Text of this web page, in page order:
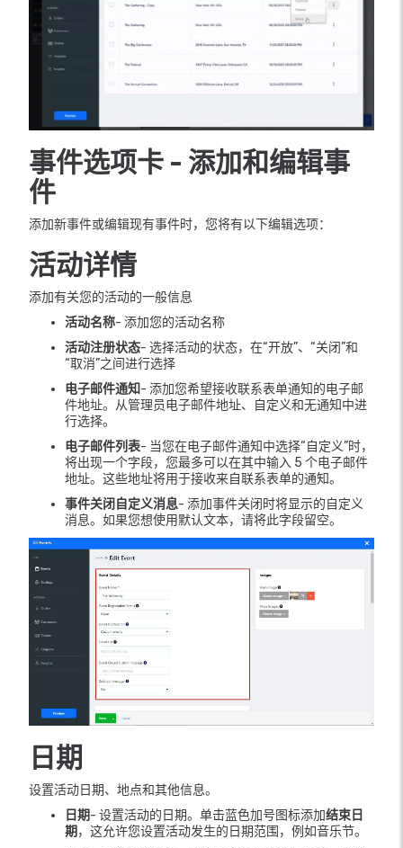
事件选项卡 - 添加和编辑事
件
添加新事件或编辑现有事件时，您将有以下编辑选项：
活动详情
添加有关您的活动的一般信息
活动名称- 添加您的活动名称
活动注册状态- 选择活动的状态，在“开放”、“关闭”和
“取消”之间进行选择
电子邮件通知- 添加您希望接收联系表单通知的电子邮
件地址。从管理员电子邮件地址、自定义和无通知中进
行选择。
电子邮件列表- 当您在电子邮件通知中选择“自定义”时，
将出现一个字段，您最多可以在其中输入 5 个电子邮件
地址。这些地址将用于接收来自联系表单的通知。
事件关闭自定义消息- 添加事件关闭时将显示的自定义
消息。如果您想使用默认文本，请将此字段留空。
日期
设置活动日期、地点和其他信息。
日期- 设置活动的日期。单击蓝色加号图标添加结束日
期 ，这允许您设置活动发生的日期范围，例如音乐节。